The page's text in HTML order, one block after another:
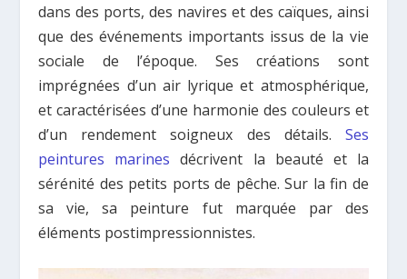
dans des ports, des navires et des caïques, ainsi
que des événements importants issus de la vie
sociale de l’époque. Ses créations sont
imprégnées d’un air lyrique et atmosphérique,
et caractérisées d’une harmonie des couleurs et
d’un rendement soigneux des détails. Ses
peintures marines décrivent la beauté et la
sérénité des petits ports de pêche. Sur la fin de
sa vie, sa peinture fut marquée par des
éléments postimpressionnistes.